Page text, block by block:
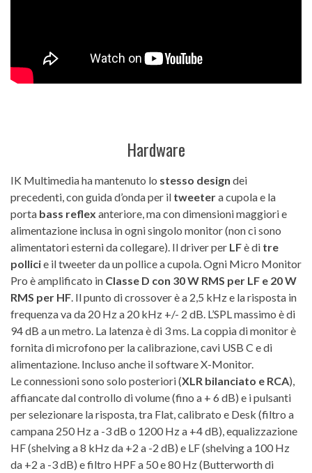
Hardware
IK Multimedia ha mantenuto lo stesso design dei
precedenti, con guida d’onda per il tweetera cupola e la
porta bass reflex anteriore, ma con dimensioni maggiori e
alimentazione inclusa in ogni singolo monitor (non ci sono
alimentatori esterni da collegare). Il driver per LFè di tre
pollicie il tweeter da un pollice a cupola. Ogni Micro Monitor
Pro è amplificato in Classe D con 30 W RMS per LF e 20 W
RMS per HF . Il punto di crossover è a 2,5 kHz e la risposta in
frequenza va da 20 Hz a 20 kHz +/- 2 dB. L’SPL massimo è di
94 dB a un metro. La latenza è di 3 ms. La coppia di monitor è
fornita di microfono per la calibrazione, cavi USB C e di
alimentazione. Incluso anche il software X-Monitor.
Le connessioni sono solo posteriori (XLR bilanciato e RCA),
affiancate dal controllo di volume (fino a + 6 dB) e i pulsanti
per selezionare la risposta, tra Flat, calibrato e Desk (filtro a
campana 250 Hz a -3 dB o 1200 Hz a +4 dB), equalizzazione
HF (shelving a 8 kHz da +2 a -2 dB) e LF (shelving a 100 Hz
da +2 a -3 dB) e filtro HPF a 50 e 80 Hz (Butterworth di